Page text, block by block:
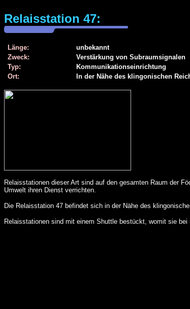
Relaisstation 47:
Länge:
unbekannt
Zweck:
Verstärkung von Subraumsignalen
Typ:
Kommunikationseinrichtung
Ort:
In der Nähe des klingonischen
Relaisstationen dieser Art sind auf den gesamten Raum der
Umwelt ihren Dienst verrichten.
Die Relaisstation 47 befindet sich in der Nähe des
Relaisstationen sind mit einem Shuttle bestückt, womit sie